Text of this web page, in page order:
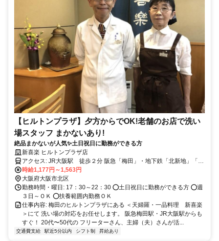
【ヒルトンプラザ】夕方からでOK!老舗のお店で洗い
場スタッフ まかないあり!
絶品まかないが人気✨土日祝日に勤務ができる方
新喜楽 ヒルトンプラザ店
アクセス: JR大阪駅 徒歩２分 阪急「梅田」・地下鉄「北新地」「西
梅田」からもすぐ ⭕地下街で繋がっているので雨にぬれずに便利！
⭕交通費規定支給あり
時給1,177円～1,563円
大阪府大阪市北区
勤務時間・曜日: 17：30～22：30 ⭕土日祝日に勤務ができる方 ⭕週
３日～ＯＫ ⭕扶養範囲内勤務ＯＫ
仕事内容: 梅田のヒルトンプラザにある ＜天婦羅・一品料理 新喜楽
＞にて 洗い場の対応をお任せします。 阪急梅⽥駅・JR⼤阪駅からも
すぐ！ 20代〜50代の フリーターさん、主婦（夫）さんが活...
交通費支給 駅近5分以内 シフト制 昇給あり